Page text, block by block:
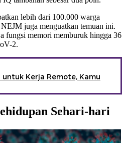
lebih dari 100.000 warga
juga menguatkan temuan ini.
fungsi memori memburuk hingga 36
2.
Kerja Remote, Kamu
Sehari-hari